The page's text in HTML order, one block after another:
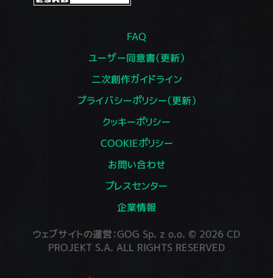
FAQ
ユーザー同意書（更新）
二次創作ガイドライン
プライバシーポリシー（更新）
クッキーポリシー
COOKIEポリシー
お問い合わせ
プレスセンター
企業情報
ウェブサイトの運営：GOG Sp. z o.o. © 2026 CD
PROJEKT S.A. ALL RIGHTS RESERVED